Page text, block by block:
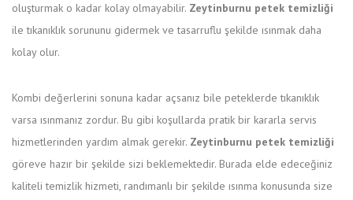
oluşturmak o kadar kolay olmayabilir. Zeytinburnu petek temizliği
ile tıkanıklık sorununu gidermek ve tasarruflu şekilde ısınmak daha
kolay olur.
Kombi değerlerini sonuna kadar açsanız bile peteklerde tıkanıklık
varsa ısınmanız zordur. Bu gibi koşullarda pratik bir kararla servis
hizmetlerinden yardım almak gerekir. Zeytinburnu petek temizliği
göreve hazır bir şekilde sizi beklemektedir. Burada elde edeceğiniz
kaliteli temizlik hizmeti, randımanlı bir şekilde ısınma konusunda size